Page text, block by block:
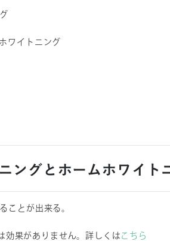
ワイトニング
ングとホームホワイト
ことが出来る。
効果がありません。詳しくは こちら